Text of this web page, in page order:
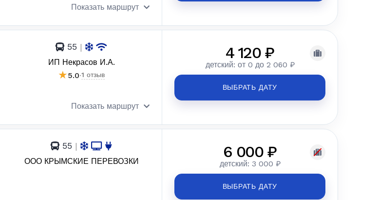
Показать маршрут
55 |
ИП Некрасов И.А.
★5.0·1 отзыв
Показать маршрут
4 120 ₽
детский: от 0 до 2 060 ₽
ВЫБРАТЬ ДАТУ
55 |
ООО КРЫМСКИЕ ПЕРЕВОЗКИ
6 000 ₽
детский: 3 000 ₽
ВЫБРАТЬ ДАТУ